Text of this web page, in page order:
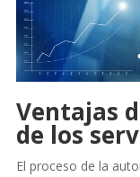
Ventajas
de los
El proceso de la